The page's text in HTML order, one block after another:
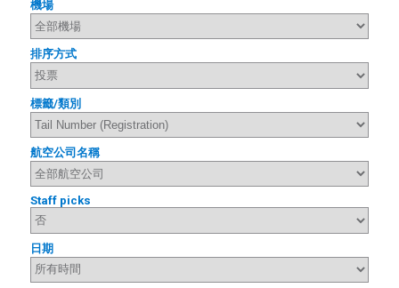
機場
排序方式
標籤/類別
航空公司名稱
Staff picks
日期